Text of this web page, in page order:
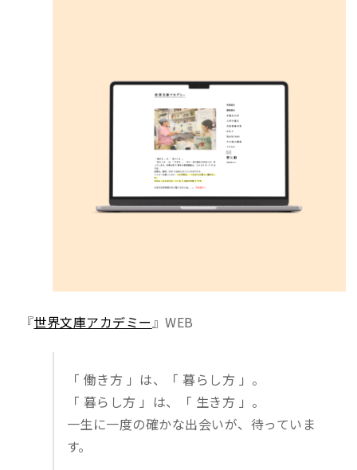
『世界文庫アカデミー 』WEB
「 働き方 」は、「 暮らし方 」。
「 暮らし方 」は、「 生き方 」。
一生に一度の確かな出会いが、待っていま
す。